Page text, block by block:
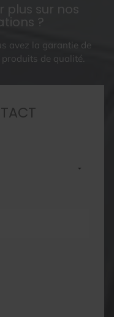
plus sur nos
?
avez la garantie de
de qualité.